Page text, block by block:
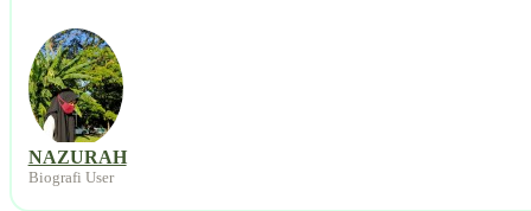
NAZURAH
Biografi User